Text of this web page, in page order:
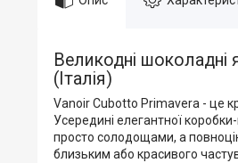
Великодні
(Італія)
Vanoir Cubotto Primavera - це
Усередині елегантної
просто солодощами, а
близьким або красивого